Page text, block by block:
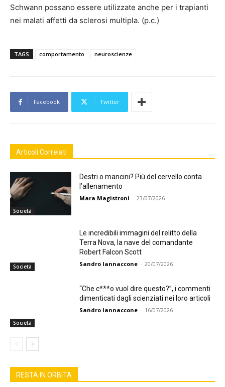
Schwann possano essere utilizzate anche per i trapianti
nei malati affetti da sclerosi multipla. (p.c.)
TAGS comportamento neuroscienze
Facebook Twitter
Articoli Correlati
Società
Destri o mancini? Più del cervello conta
l’allenamento
Mara Magistroni - 23/07/2026
Società
Le incredibili immagini del relitto della
Terra Nova, la nave del comandante
Robert Falcon Scott
Sandro Iannaccone - 20/07/2026
Società
“Che c***o vuol dire questo?”, i commenti
dimenticati dagli scienziati nei loro articoli
Sandro Iannaccone - 16/07/2026
RESTA IN ORBITA